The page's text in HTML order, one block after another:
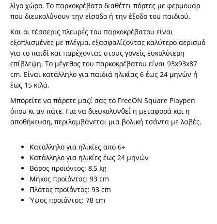
λίγο χώρο. Το παρκοκρέβατο διαθέτει πόρτες με φερμουάρ
που διευκολύνουν την είσοδο ή την έξοδο του παιδιού.
Και οι τέσσερις πλευρές του παρκοκρέβατου είναι
εξοπλισμένες με πλέγμα, εξασφαλίζοντας καλύτερο αερισμό
για το παιδί και παρέχοντας στους γονείς ευκολότερη
επίβλεψη. Το μέγεθος του παρκοκρέβατου είναι 93x93x87
cm. Είναι κατάλληλο για παιδιά ηλικίας 6 έως 24 μηνών ή
έως 15 κιλά.
Μπορείτε να πάρετε μαζί σας το FreeON Square Playpen
όπου κι αν πάτε. Για να διευκολυνθεί η μεταφορά και η
αποθήκευση, περιλαμβάνεται μια βολική τσάντα με λαβές.
Κατάλληλο για ηλικίες από 6+
Κατάλληλο για ηλικίες έως 24 μηνών
Βάρος προϊόντος: 8,5 kg
Μήκος προϊόντος: 93 cm
Πλάτος προϊόντος: 93 cm
Ύψος προϊόντος: 78 cm